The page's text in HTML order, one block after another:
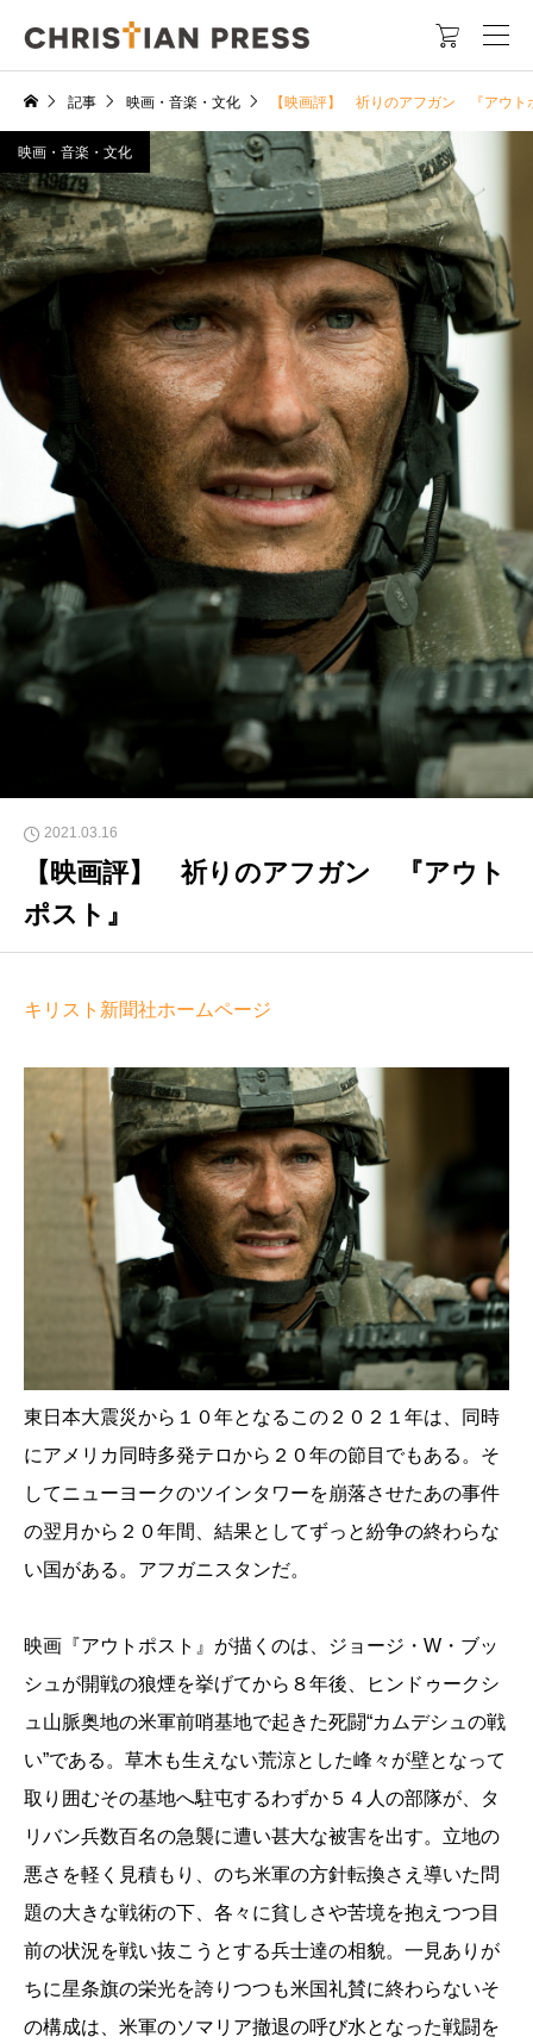

記事 映画・音楽・文化 【映画評】 祈りのアフガン 『アウト
映画・音楽・文化
2021.03.16
【映画評】 祈りのアフガン 『アウト
ポスト』
キリスト新聞社ホームページ
東日本大震災から１０年となるこの２０２１年は、同時
にアメリカ同時多発テロから２０年の節目でもある。そ
してニューヨークのツインタワーを崩落させたあの事件
の翌月から２０年間、結果としてずっと紛争の終わらな
い国がある。アフガニスタンだ。
映画『アウトポスト』が描くのは、ジョージ・W・ブッ
シュが開戦の狼煙を挙げてから８年後、ヒンドゥークシ
ュ山脈奥地の米軍前哨基地で起きた死闘“カムデシュの戦
い”である。草木も生えない荒涼とした峰々が壁となって
取り囲むその基地へ駐屯するわずか５４人の部隊が、タ
リバン兵数百名の急襲に遭い甚大な被害を出す。立地の
悪さを軽く見積もり、のち米軍の方針転換さえ導いた問
題の大きな戦術の下、各々に貧しさや苦境を抱えつつ目
前の状況を戦い抜こうとする兵士達の相貌。一見ありが
ちに星条旗の栄光を誇りつつも米国礼賛に終わらないそ
の構成は、米軍のソマリア撤退の呼び水となった戦闘を